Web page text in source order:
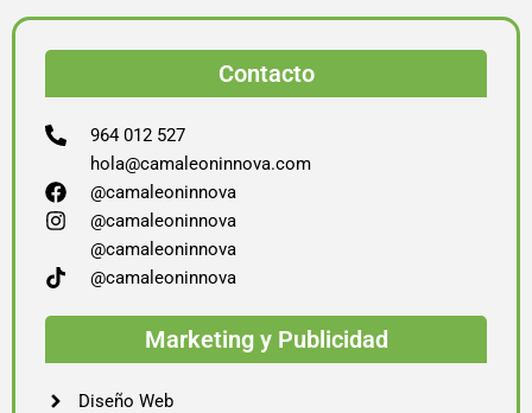
Contacto
964 012 527
hola@camaleoninnova.com
@camaleoninnova
@camaleoninnova
@camaleoninnova
@camaleoninnova
Marketing y Publicidad
Diseño Web